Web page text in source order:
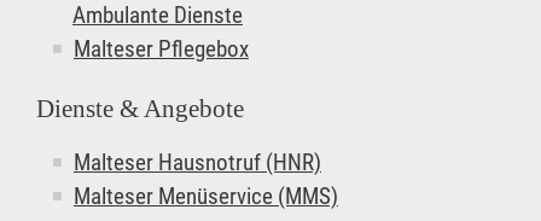
Ambulante Dienste
Malteser Pflegebox
Dienste & Angebote
Malteser Hausnotruf (HNR)
Malteser Menüservice (MMS)